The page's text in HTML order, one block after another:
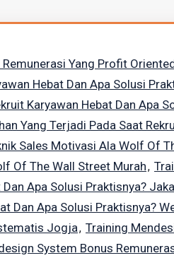
Yang Profit
Hebat Dan Apa Solusi
Karyawan Hebat Dan Apa
Yang Terjadi Pada Saat
Sales Motivasi Ala Wolf Of
Of The Wall Street Murah,
Apa Solusi Praktisnya?
Dan Apa Solusi Praktisnya?
Jogja, Training
System Bonus